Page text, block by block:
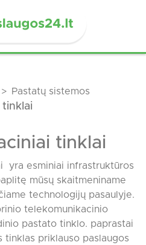
Pastatų sistemos
tinklai
tinklai
yra esminiai infrastruktūros
mūsų skaitmeniname
technologijų pasaulyje.
telekomunikacinio
pastato tinklo. paprastai
tinklas priklauso paslaugos